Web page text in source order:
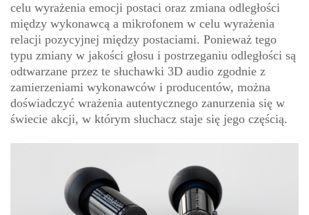
celu wyrażenia emocji postaci oraz zmiana odległości
między wykonawcą a mikrofonem w celu wyrażenia
relacji pozycyjnej między postaciami. Ponieważ tego
typu zmiany w jakości głosu i postrzeganiu odległości są
odtwarzane przez te słuchawki 3D audio zgodnie z
zamierzeniami wykonawców i producentów, można
doświadczyć wrażenia autentycznego zanurzenia się w
świecie akcji, w którym słuchacz staje się jego częścią.